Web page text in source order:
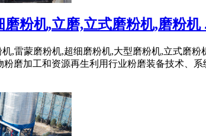
粉机,立磨,立式磨粉机,磨粉机
,雷蒙磨粉机,超细磨粉机,大型磨粉机,立式磨
磨加工和资源再生利用行业粉磨装备技术、